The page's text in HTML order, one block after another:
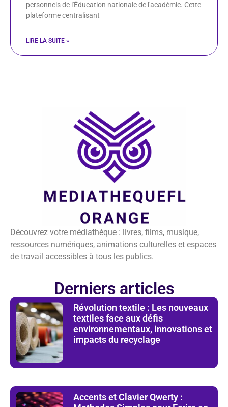
personnels de l'Éducation nationale de l'académie. Cette
plateforme centralisant
LIRE LA SUITE »
Découvrez votre médiathèque : livres, films, musique,
ressources numériques, animations culturelles et espaces
de travail accessibles à tous les publics.
Derniers articles
Révolution textile : Les nouveaux
textiles face aux défis
environnementaux, innovations et
impacts du recyclage
Accents et Clavier Qwerty :